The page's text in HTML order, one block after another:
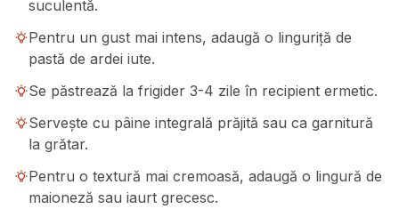
suculentă.
Pentru un gust mai intens, adaugă o linguriță de
pastă de ardei iute.
Se păstrează la frigider 3-4 zile în recipient ermetic.
Servește cu pâine integrală prăjită sau ca garnitură
la grătar.
Pentru o textură mai cremoasă, adaugă o lingură de
maioneză sau iaurt grecesc.